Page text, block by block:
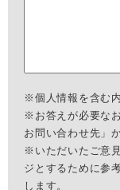
※個人情報を含む
※お答えが必要な
お問い合わせ先」
※いただいたご意
ジとするために参
します。